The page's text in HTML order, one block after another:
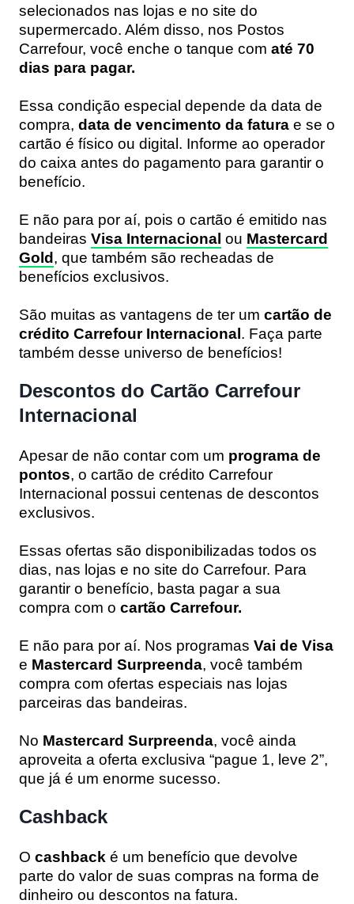
selecionados nas lojas e no site do
supermercado. Além disso, nos Postos
Carrefour, você enche o tanque com até 70
dias para pagar.
Essa condição especial depende da data de
compra, data de vencimento da fatura e se o
cartão é físico ou digital. Informe ao operador
do caixa antes do pagamento para garantir o
benefício.
E não para por aí, pois o cartão é emitido nas
bandeiras Visa Internacional ou Mastercard
Gold, que também são recheadas de
benefícios exclusivos.
São muitas as vantagens de ter um cartão de
crédito Carrefour Internacional. Faça parte
também desse universo de benefícios!
Descontos do Cartão Carrefour
Internacional
Apesar de não contar com um programa de
pontos, o cartão de crédito Carrefour
Internacional possui centenas de descontos
exclusivos.
Essas ofertas são disponibilizadas todos os
dias, nas lojas e no site do Carrefour. Para
garantir o benefício, basta pagar a sua
compra com o cartão Carrefour.
E não para por aí. Nos programas Vai de Visa
e Mastercard Surpreenda, você também
compra com ofertas especiais nas lojas
parceiras das bandeiras.
No Mastercard Surpreenda, você ainda
aproveita a oferta exclusiva “pague 1, leve 2”,
que já é um enorme sucesso.
Cashback
O cashback é um benefício que devolve
parte do valor de suas compras na forma de
dinheiro ou descontos na fatura.